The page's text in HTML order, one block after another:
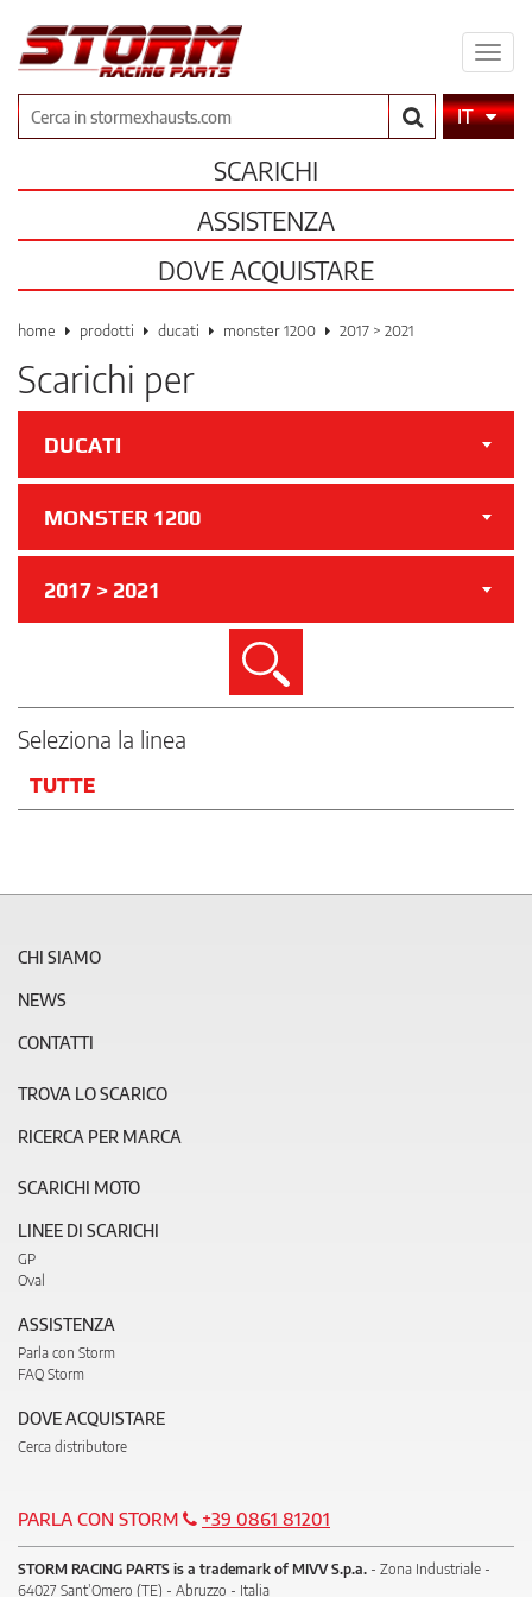
il
CercaIT
SCARICHI
ASSISTENZA
DOVE ACQUISTARE
home prodotti ducati monster 1200 2017 > 2021
Scarichi per
DUCATI
MONSTER 1200
2017 > 2021
Cerca
Seleziona la linea
TUTTE
CHI SIAMO
NEWS
CONTATTI
TROVA LO SCARICO
RICERCA PER MARCA
SCARICHI MOTO
LINEE DI SCARICHI
GP
Oval
ASSISTENZA
Parla con Storm
FAQ Storm
DOVE ACQUISTARE
Cerca distributore
PARLA CON STORM +39 0861 81201
STORM RACING PARTS is a trademark of MIVV S.p.a. - Zona Industriale -
64027 Sant’Omero (TE) - Abruzzo - Italia